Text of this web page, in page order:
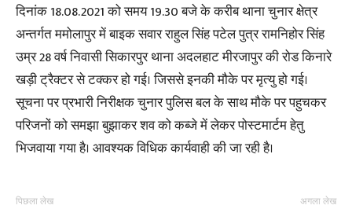
दिनांक 18.08.2021 को समय 19.30 बजे के करीब थाना चुनार क्षेत्र
अन्तर्गत ममोलापुर में बाइक सवार राहुल सिंह पटेल पुत्र रामनिहोर सिंह
उम्र 28 वर्ष निवासी सिकारपुर थाना अदलहाट मीरजापुर की रोड किनारे
खड़ी ट्रैक्टर से टक्कर हो गई। जिससे इनकी मौके पर मृत्यु हो गई।
सूचना पर प्रभारी निरीक्षक चुनार पुलिस बल के साथ मौके पर पहुचकर
परिजनों को समझा बुझाकर शव को कब्जे में लेकर पोस्टमार्टम हेतु
भिजवाया गया है। आवश्यक विधिक कार्यवाही की जा रही है।
पिछला लेख अगला लेख